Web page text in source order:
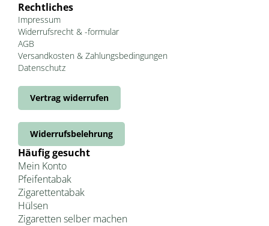
Rechtliches
Impressum
Widerrufsrecht & -formular
AGB
Versandkosten & Zahlungsbedingungen
Datenschutz
Vertrag widerrufen
Widerrufsbelehrung
Häufig gesucht
Mein Konto
Pfeifentabak
Zigarettentabak
Hülsen
Zigaretten selber machen